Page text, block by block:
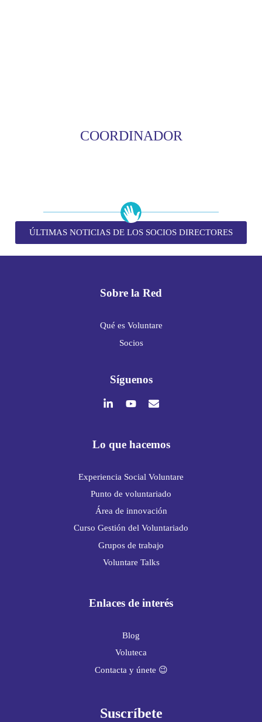
COORDINADOR
ÚLTIMAS NOTICIAS DE LOS SOCIOS DIRECTORES
Sobre la Red
Qué es Voluntare
Socios
Síguenos
Lo que hacemos
Experiencia Social Voluntare
Punto de voluntariado
Área de innovación
Curso Gestión del Voluntariado
Grupos de trabajo
Voluntare Talks
Enlaces de interés
Blog
Voluteca
Contacta y únete 😉
Suscríbete